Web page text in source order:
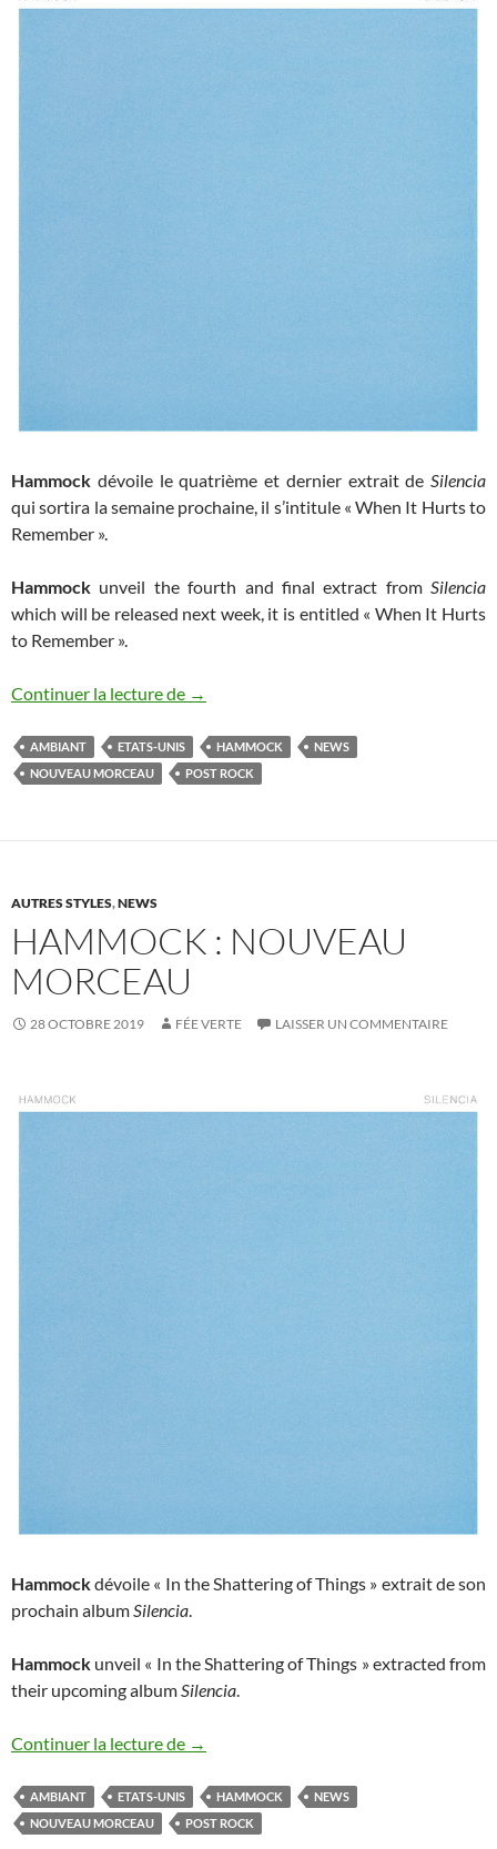
Hammock dévoile le quatrième et dernier extrait de Silencia
qui sortira la semaine prochaine, il s’intitule « When It Hurts to
Remember ».
Hammock unveil the fourth and final extract from Silencia
which will be released next week, it is entitled « When It Hurts
to Remember ».
Continuer la lecture de Hammock : nouveau morceau
→
AMBIANT ETATS-UNIS HAMMOCK
NEWS
NOUVEAU MORCEAU
POST ROCK
AUTRES STYLES,NEWS
HAMMOCK : NOUVEAU
MORCEAU
28 OCTOBRE 2019 FÉE VERTE LAISSER UN COMMENTAIRE
Hammockdévoile « In the Shattering of Things » extrait de son
prochain albumSilencia.
Hammock unveil « In the Shattering of Things » extracted from
their upcoming albumSilencia.
Continuer la lecture de Hammock : nouveau morceau
→
AMBIANT ETATS-UNIS HAMMOCK
NEWS
NOUVEAU MORCEAU
POST ROCK